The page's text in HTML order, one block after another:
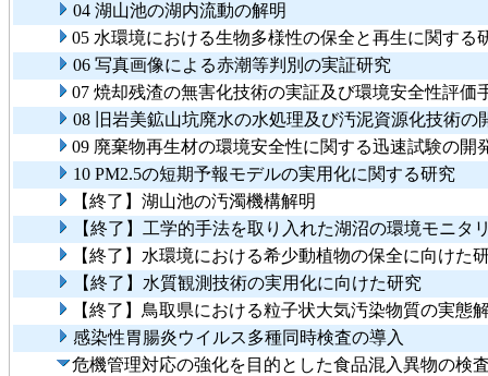
04 湖山池の湖内流動の解明
05 水環境における生物多様性の保全と再生に関する
06 写真画像による赤潮等判別の実証研究
07 焼却残渣の無害化技術の実証及び環境安全性評価
08 旧岩美鉱山坑廃水の水処理及び汚泥資源化技術の
09 廃棄物再生材の環境安全性に関する迅速試験の
10 PM2.5の短期予報モデルの実用化に関する研究
【終了】湖山池の汚濁機構解明
【終了】工学的手法を取り入れた湖沼の環境モニタ
【終了】水環境における希少動植物の保全に向けた
【終了】水質観測技術の実用化に向けた研究
【終了】鳥取県における粒子状大気汚染物質の実
感染性胃腸炎ウイルス多種同時検査の導入
危機管理対応の強化を目的とした食品混入異物の検